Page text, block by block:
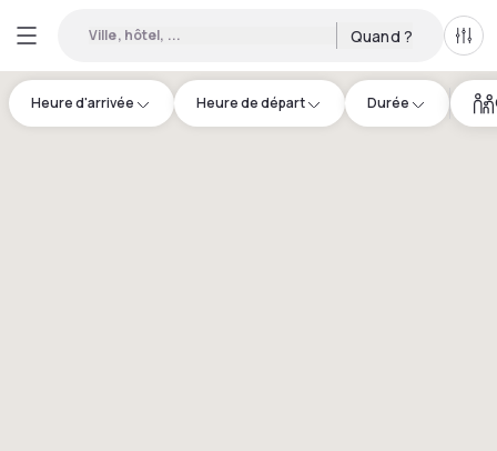
Ville, hôtel, ... Quand ?
Heure d'arrivée Heure de départ Durée